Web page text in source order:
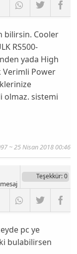
bilirsin. Cooler
RS500-
yada High
Verimli Power
olmaz. sistemi
~ 25 Nisan 2018 00:46
Teşekkür: 0
pc ye
bulabilirsen